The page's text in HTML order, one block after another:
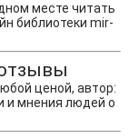
месте читать
библиотеки mir-
ценой, автор:
и мнения людей о